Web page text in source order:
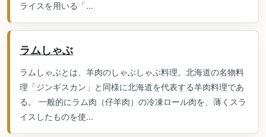
ライスを用いる「...
ラムしゃぶ
ラムしゃぶとは、羊肉のしゃぶしゃぶ料理。北海道の名物料
理「ジンギスカン」と同様に北海道を代表する羊肉料理であ
る。 一般的にラム肉（仔羊肉）の冷凍ロール肉を、薄くスラ
イスしたものを使...